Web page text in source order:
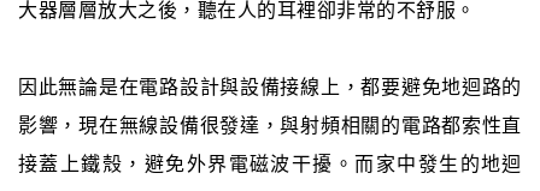
大器層層放大之後，聽在人的耳裡卻非常的不舒服。
因此無論是在電路設計與設備接線上，都要避免地迴路的
影響，現在無線設備很發達，與射頻相關的電路都索性直
接蓋上鐵殼，避免外界電磁波干擾。而家中發生的地迴